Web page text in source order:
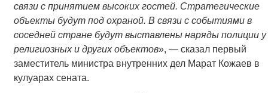
связи с принятием высоких гостей. Стратегические
объекты будут под охраной. В связи с событиями в
соседней стране будут выставлены наряды полиции у
религиозных и других объектов», — сказал первый
заместитель министра внутренних дел Марат Кожаев в
кулуарах сената.